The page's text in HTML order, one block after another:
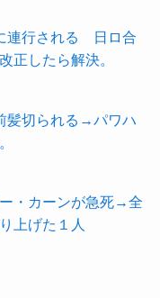
連行される 日ロ合
正したら解決。
髪切られる→パワハ
・カーンが急死→全
上げた１人